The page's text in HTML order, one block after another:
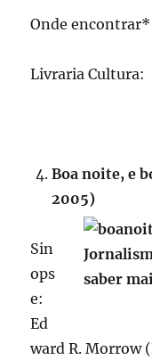
Onde encontrar*
Livraria Cultura:
Boa noite, e
2005)
Sin
ops
e:
Ed
ward R. Morrow